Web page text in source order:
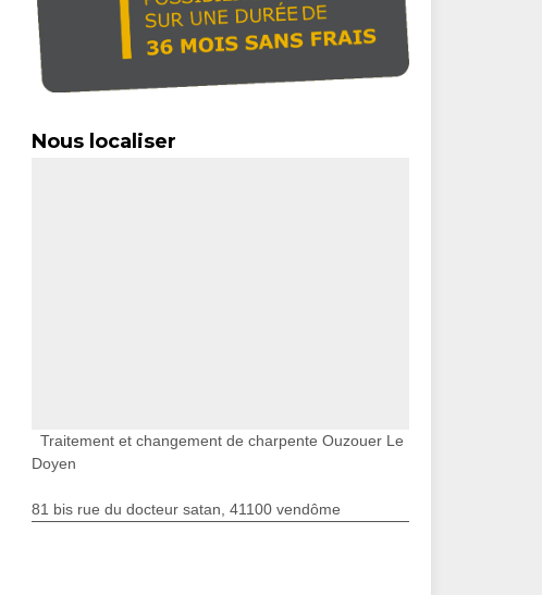
Nous localiser
Traitement et changement de charpente Ouzouer Le
Doyen
81 bis rue du docteur satan, 41100 vendôme